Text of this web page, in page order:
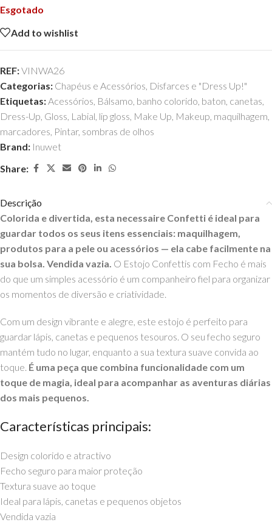
Esgotado
Add to wishlist
REF:VINWA26
Categorias: Chapéus e Acessórios, Disfarces e "Dress Up!"
Etiquetas:Acessórios, Bálsamo, banho colorido, baton, canetas,
Dress-Up, Gloss, Labial, lip gloss, Make Up, Makeup, maquilhagem,
marcadores, Pintar, sombras de olhos
Brand: Inuwet
Share:
Descrição
Colorida e divertida, esta necessaire Confetti é ideal para
guardar todos os seus itens essenciais: maquilhagem,
produtos para a pele ou acessórios — ela cabe facilmente na
sua bolsa. Vendida vazia. O Estojo Confettis com Fecho é mais
do que um simples acessório é um companheiro fiel para organizar
os momentos de diversão e criatividade.
Com um design vibrante e alegre, este estojo é perfeito para
guardar lápis, canetas e pequenos tesouros. O seu fecho seguro
mantém tudo no lugar, enquanto a sua textura suave convida ao
toque. É uma peça que combina funcionalidade com um
toque de magia, ideal para acompanhar as aventuras diárias
dos mais pequenos.
Características principais:
Design colorido e atractivo
Fecho seguro para maior proteção
Textura suave ao toque
Ideal para lápis, canetas e pequenos objetos
Vendida vazia